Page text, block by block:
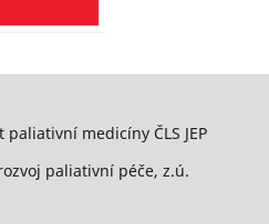
medicíny ČLS JEP
paliativní péče, z.ú.